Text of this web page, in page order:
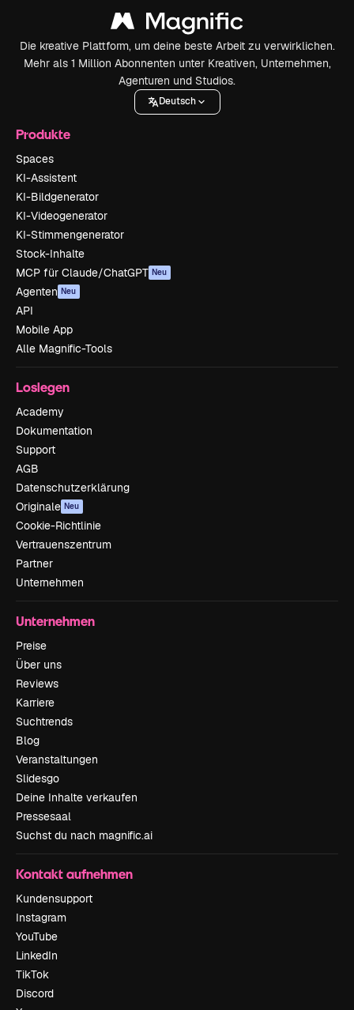
Die kreative Plattform, um deine beste Arbeit zu verwirklichen.
Mehr als 1 Million Abonnenten unter Kreativen, Unternehmen,
Agenturen und Studios.
Deutsch
Produkte
Spaces
KI-Assistent
KI-Bildgenerator
KI-Videogenerator
KI-Stimmengenerator
Stock-Inhalte
MCP für Claude/ChatGPT Neu
Agenten Neu
API
Mobile App
Alle Magnific-Tools
Loslegen
Academy
Dokumentation
Support
AGB
Datenschutzerklärung
Originale Neu
Cookie-Richtlinie
Vertrauenszentrum
Partner
Unternehmen
Unternehmen
Preise
Über uns
Reviews
Karriere
Suchtrends
Blog
Veranstaltungen
Slidesgo
Deine Inhalte verkaufen
Pressesaal
Suchst du nach magnific.ai
Kontakt aufnehmen
Kundensupport
Instagram
YouTube
LinkedIn
TikTok
Discord